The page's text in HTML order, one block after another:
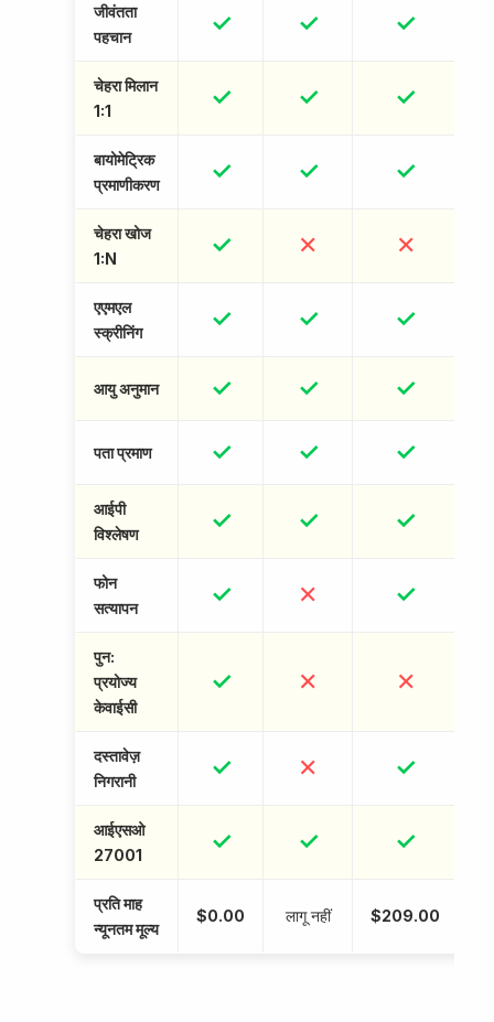
जीवंतता
पहचान
✓ ✓ ✓
चेहरा मिलान
1:1
✓ ✓ ✓
बायोमेट्रिक
प्रमाणीकरण
✓ ✓ ✓
चेहरा खोज
1:N
✓ ✕ ✕
एएमएल
स्क्रीनिंग
✓ ✓ ✓
आयु अनुमान ✓ ✓ ✓
पता प्रमाण ✓ ✓ ✓
आईपी
विश्लेषण
✓ ✓ ✓
फोन
सत्यापन
✓ ✕ ✓
पुन:
प्रयोज्य
केवाईसी
✓ ✕ ✕
दस्तावेज़
निगरानी
✓ ✕ ✓
आईएसओ
27001
✓ ✓ ✓
प्रति माह
न्यूनतम मूल्य
$0.00 लागू नहीं $209.00